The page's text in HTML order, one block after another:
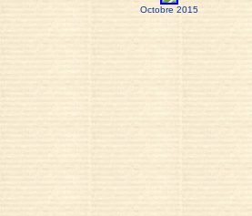
Octobre 2015